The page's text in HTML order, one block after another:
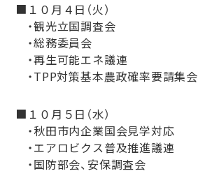
■１０月４日（火）
・観光立国調査会
・総務委員会
・再生可能エネ議連
・TPP対策基本農政確率要請集会
■１０月５日（水）
・秋田市内企業国会見学対応
・エアロビクス普及推進議連
・国防部会、安保調査会